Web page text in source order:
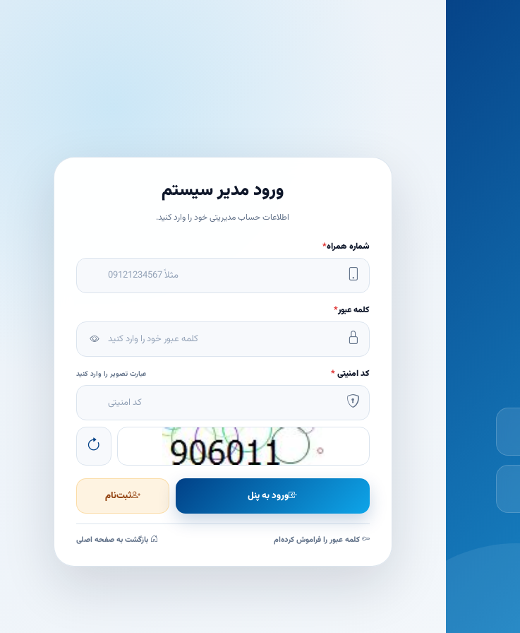
ورود مدیر سیستم
اطلاعات حساب مدیریتی خود را وارد کنید.
شماره همراه*
کلمه عبور*
کد امنیتی* عبارت تصویر را وارد کنید
ورود به پنل ثبت‌نام
کلمه عبور را فراموش کرده‌ام بازگشت به صفحه اصلی